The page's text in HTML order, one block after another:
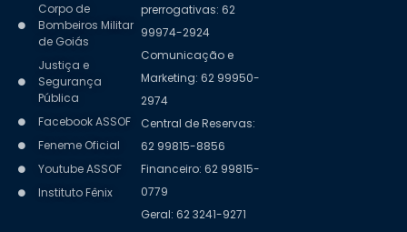
Corpo de
Bombeiros Militar
de Goiás
Justiça e
Segurança
Pública
Facebook ASSOF
Feneme Oficial
Youtube ASSOF
Instituto Fênix
prerrogativas: 62
99974-2924
Comunicação e
Marketing: 62 99950-
2974
Central de Reservas:
62 99815-8856
Financeiro: 62 99815-
0779
Geral: 62 3241-9271